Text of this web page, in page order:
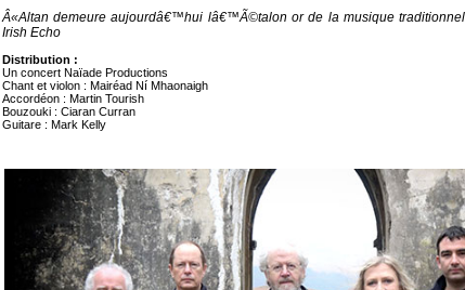
Â«Altan demeure aujourdâ€™hui lâ€™Ã©talon or de la musique
Irish Echo
Distribution :
Un concert Naïade Productions
Chant et violon : Mairéad Ní Mhaonaigh
Accordéon : Martin Tourish
Bouzouki : Ciaran Curran
Guitare : Mark Kelly